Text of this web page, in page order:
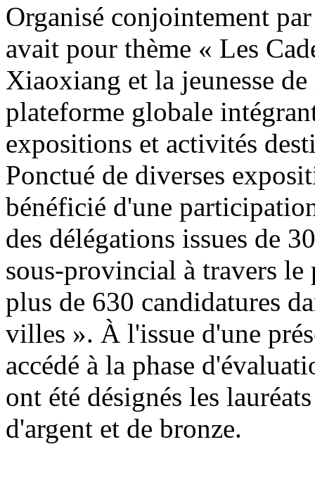
Organisé conjointement
avait pour thème « Les
Xiaoxiang et la jeunesse
plateforme globale
expositions et activités
Ponctué de diverses
bénéficié d'une
des délégations issues de
sous-provincial à travers
plus de 630 candidatures
villes ». À l'issue d'une
accédé à la phase
ont été désignés les
d'argent et de bronze.